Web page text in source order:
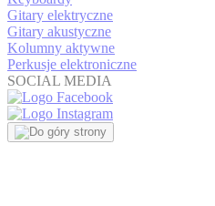
Gitary elektryczne
Gitary akustyczne
Kolumny aktywne
Perkusje elektroniczne
SOCIAL MEDIA